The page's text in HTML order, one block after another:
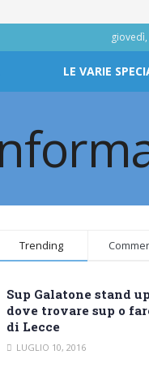
LE VARIE
Trending
Sup Galatone stand
dove trovare sup o
di Lecce
LUGLIO 10, 2016